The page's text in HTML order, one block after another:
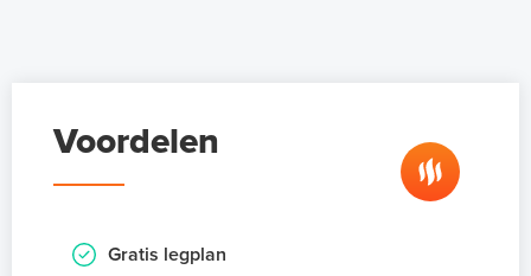
Voordelen
Gratis legplan